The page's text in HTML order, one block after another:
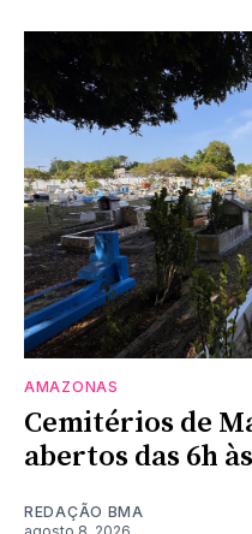
AMAZONAS
Cemitérios de
abertos das 6h
REDAÇÃO BMA